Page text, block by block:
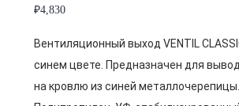
₽4,830
Вентиляционный выход VENTIL
синем цвете. Предназначен для
на кровлю из синей металлочерепицы.